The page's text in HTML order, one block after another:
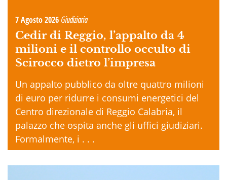
7 Agosto 2026 Giudiziaria
Cedir di Reggio, l’appalto da 4
milioni e il controllo occulto di
Scirocco dietro l’impresa
Un appalto pubblico da oltre quattro milioni
di euro per ridurre i consumi energetici del
Centro direzionale di Reggio Calabria, il
palazzo che ospita anche gli uffici giudiziari.
Formalmente, i . . .